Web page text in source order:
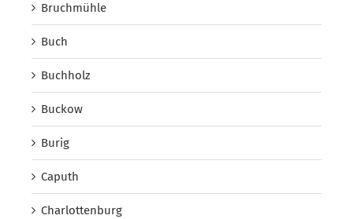
Bruchmühle
Buch
Buchholz
Buckow
Burig
Caputh
Charlottenburg